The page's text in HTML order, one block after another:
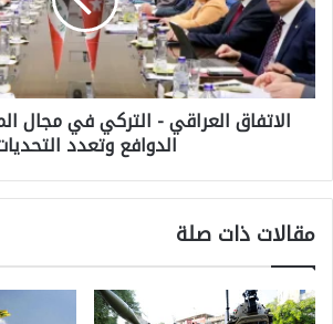
ي
ا
ل
إ
ت
ف
ا
ل
ر
ق
الاتفاق العراقي - التركي في مجال
الدوافع وتعدد
مقالات ذات صلة